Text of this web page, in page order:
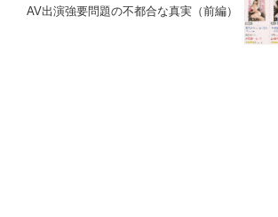
AV出演強要問題の不都合な真実（前編）